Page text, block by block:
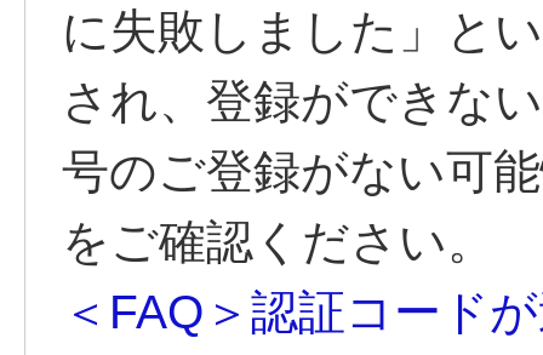
に失敗しました」と
され、登録ができな
号のご登録がない可
をご確認ください。
＜FAQ＞認証コード